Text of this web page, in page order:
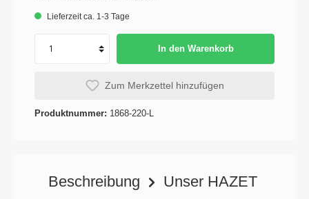
Lieferzeit ca. 1-3 Tage
In den Warenkorb
Zum Merkzettel hinzufügen
Produktnummer: 1868-220-L
Beschreibung
Unser HAZET